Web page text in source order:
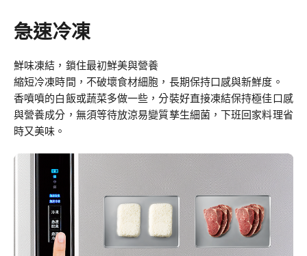
急速冷凍
鮮味凍結，鎖住最初鮮美與營養
縮短冷凍時間，不破壞食材細胞，長期保持口感與新鮮度。
香噴噴的白飯或蔬菜多做一些，分裝好直接凍結保持極佳口感
與營養成分，無須等待放涼易變質孳生細菌，下班回家料理省
時又美味。